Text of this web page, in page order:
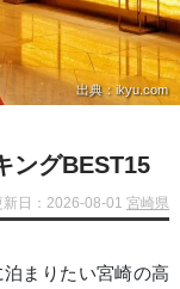
出典：ikyu.com
ングBEST15
新日：2026-08-01宮崎県
まりたい宮崎の高